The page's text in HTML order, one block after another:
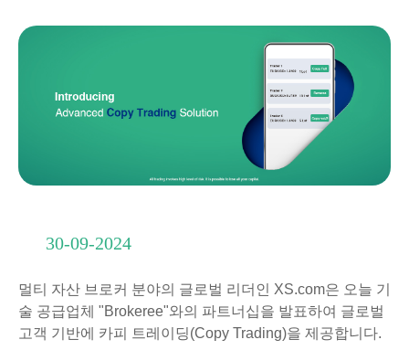
30-09-2024
멀티 자산 브로커 분야의 글로벌 리더인 XS.com은 오늘 기
술 공급업체 "Brokeree"와의 파트너십을 발표하여 글로벌
고객 기반에 카피 트레이딩(Copy Trading)을 제공합니다.